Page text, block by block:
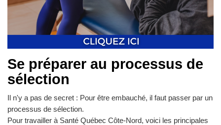
Se préparer au processus de
sélection
Il n'y a pas de secret : Pour être embauché, il faut passer par un
processus de sélection.
Pour travailler à Santé Québec Côte-Nord, voici les principales